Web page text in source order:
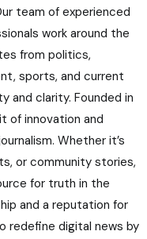
team of experienced
work around the
from politics,
sports, and current
and clarity. Founded in
of innovation and
Whether it’s
or community stories,
for truth in the
and a reputation for
redefine digital news by